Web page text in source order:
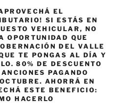
EL
SI ESTÁS EN
VEHICULAR, NO
OPORTUNIDAD QUE
DEL VALLE
TE PONGAS AL DÍA Y
80% DE DESCUENTO
PAGANDO
AHORRÁ EN
ESTE BENEFICIO:
HACERLO